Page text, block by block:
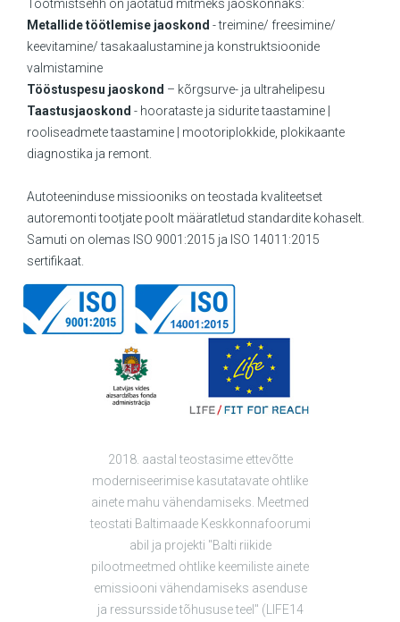
Tootmistsehh on jaotatud mitmeks jaoskonnaks:
Metallide töötlemise jaoskond - treimine/ freesimine/
keevitamine/ tasakaalustamine ja konstruktsioonide
valmistamine
Tööstuspesu jaoskond – kõrgsurve- ja ultrahelipesu
Taastusjaoskond - hoorataste ja sidurite taastamine |
rooliseadmete taastamine | mootoriplokkide, plokikaante
diagnostika ja remont.
Autoteeninduse missiooniks on teostada kvaliteetset
autoremonti tootjate poolt määratletud standardite kohaselt.
Samuti on olemas ISO 9001:2015 ja ISO 14011:2015
sertifikaat.
2018. aastal teostasime ettevõtte
moderniseerimise kasutatavate ohtlike
ainete mahu vähendamiseks. Meetmed
teostati Baltimaade Keskkonnafoorumi
abil ja projekti "Balti riikide
pilootmeetmed ohtlike keemiliste ainete
emissiooni vähendamiseks asenduse
ja ressursside tõhususe teel" (LIFE14